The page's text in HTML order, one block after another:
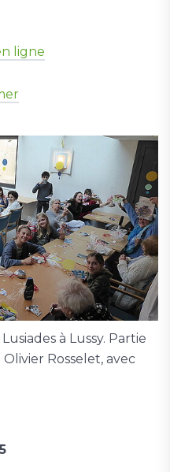
ligne
à Lussy. Partie
Rosselet, avec